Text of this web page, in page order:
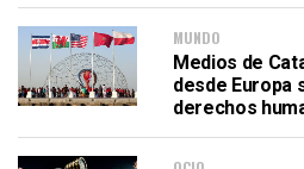
MUNDO
Medios de
desde Europa
derechos